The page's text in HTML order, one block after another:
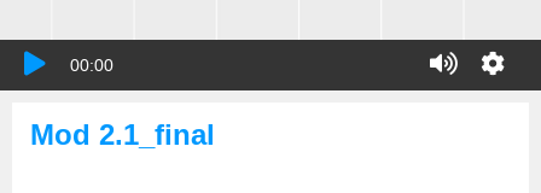
00:00
Mod 2.1_final